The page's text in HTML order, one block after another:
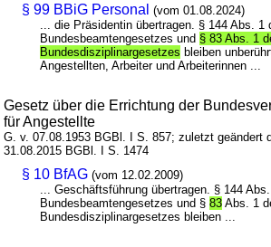
§ 99 BBiG Personal
(vom 01.08.2024)
... die Präsidentin übertragen. § 144 Abs. 1
Bundesbeamtengesetzes und § 83 Abs. 1
Bundesdisziplinargesetzes bleiben
Angestellten, Arbeiter und Arbeiterinnen ...
Gesetz über die Errichtung der
für Angestellte
G. v. 07.08.1953 BGBl. I S. 857; zuletzt geändert
31.08.2015 BGBl. I S. 1474
§ 10 BfAG (vom 12.02.2009)
... Geschäftsführung übertragen. § 144
Bundesbeamtengesetzes und §83 Abs. 1
Bundesdisziplinargesetzes bleiben ...